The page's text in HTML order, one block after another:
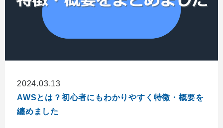
2024.03.13
AWSとは？初心者にもわかりやすく特徴・概要を
纏めました